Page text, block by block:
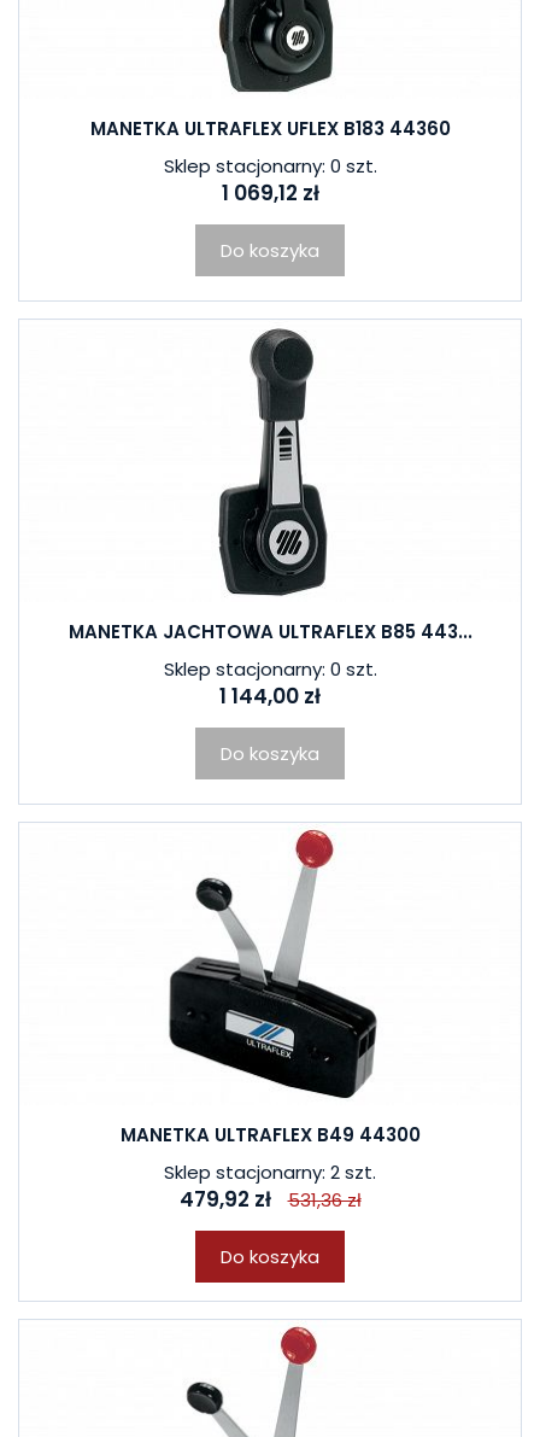
MANETKA ULTRAFLEX UFLEX B183 44360
Sklep stacjonarny: 0 szt.
1 069,12 zł
Do koszyka
MANETKA JACHTOWA ULTRAFLEX B85 443...
Sklep stacjonarny: 0 szt.
1 144,00 zł
Do koszyka
MANETKA ULTRAFLEX B49 44300
Sklep stacjonarny: 2 szt.
479,92 zł 531,36 zł
Do koszyka